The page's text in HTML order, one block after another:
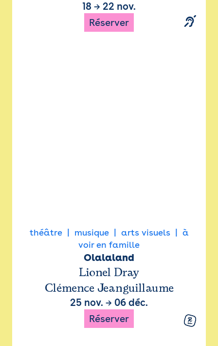
18 → 22 nov.
Réserver
théâtre musique arts visuels
à
voir en famille
Olalaland
Lionel Dray
Clémence Jeanguillaume
25 nov. → 06 déc.
Réserver